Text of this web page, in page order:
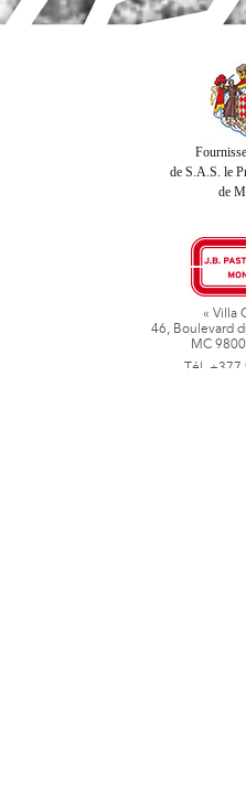
de S.A.S. le
de
« Villa
46, Boulevard
MC
Tél.